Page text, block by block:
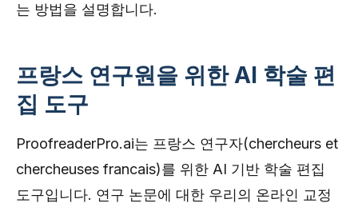
는 방법을 설명합니다.
프랑스 연구원을 위한 AI 학술 편
집 도구
ProofreaderPro.ai는 프랑스 연구자(chercheurs et
chercheuses francais)를 위한 AI 기반 학술 편집
도구입니다. 연구 논문에 대한 우리의 온라인 교정